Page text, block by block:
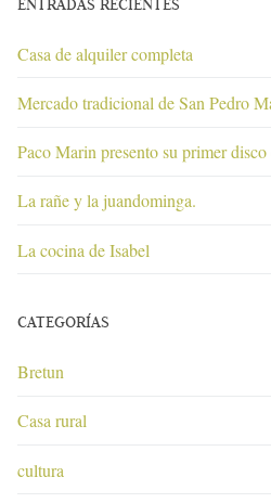
ENTRADAS RECIENTES
Casa de alquiler completa
Mercado tradicional de San Pedro
Paco Marin presento su primer disco
La rañe y la juandominga.
La cocina de Isabel
CATEGORÍAS
Bretun
Casa rural
cultura